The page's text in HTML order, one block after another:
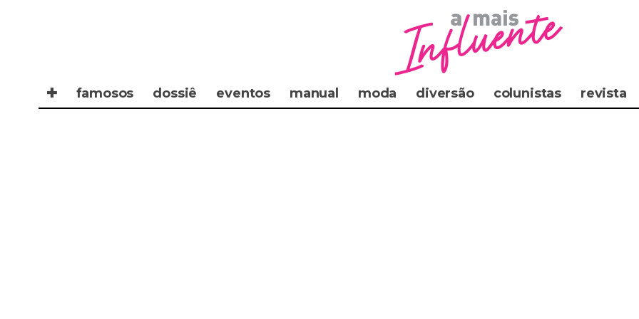
✚ famosos dossiê eventos manual moda diversão colunistas revista